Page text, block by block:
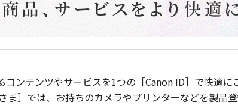
ンテンツやサービスを1つの［Canon ID］で快適に
ま］では、お持ちのカメラやプリンターなどを製品